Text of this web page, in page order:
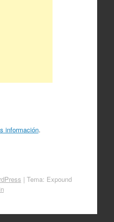
información.
| Tema: Expound